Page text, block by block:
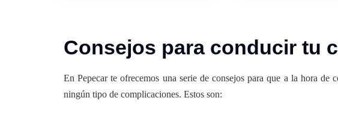
Consejos para conducir tu
En Pepecar te ofrecemos una serie de consejos para que a la hora
ningún tipo de complicaciones. Estos son: